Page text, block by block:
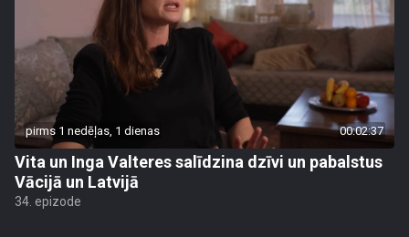
pirms 1 nedēļas, 1 dienas 00:02:37
Vita un Inga Valteres salīdzina dzīvi un pabalstus
Vācijā un Latvijā
34. epizode